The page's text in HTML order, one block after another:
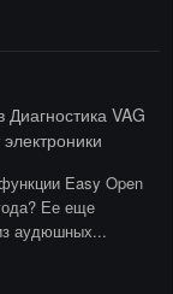
Диагностика VAG
Easy Open
Ее еще
аудюшных...